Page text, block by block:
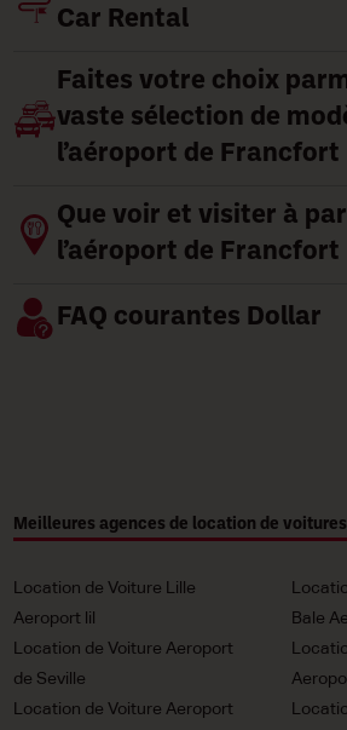
Car Rental
Faites votre choix
vaste sélection de
l’aéroport de Francfort
Que voir et visiter à
l’aéroport de Francfort
FAQ courantes Dollar
Meilleures agences de location de
Location de Voiture Lille
Aeroport lil
Bale
Location de Voiture Aeroport
de Seville
Location de Voiture Aeroport